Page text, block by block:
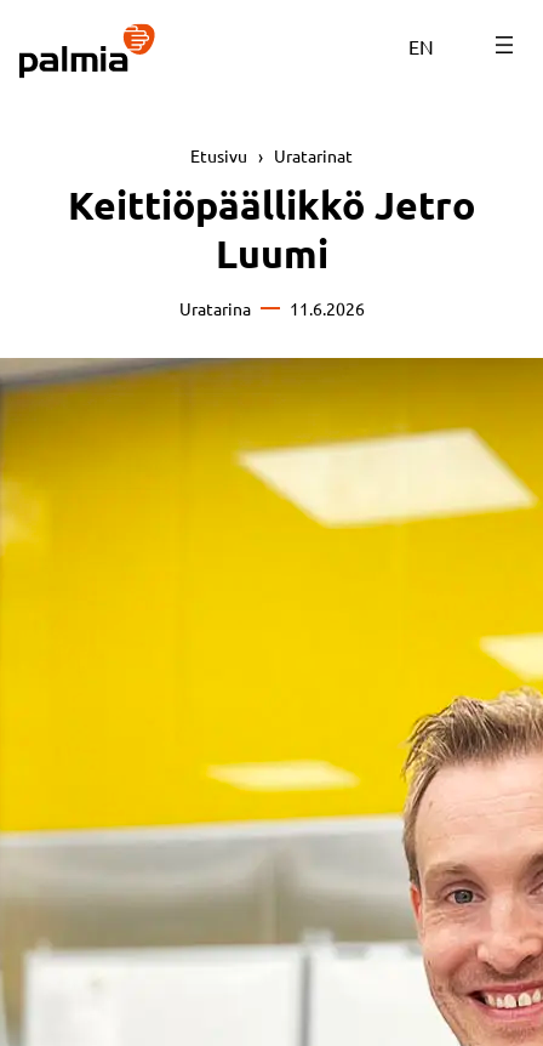
EN
Etusivu › Uratarinat
Keittiöpäällikkö Jetro
Luumi
Uratarina 11.6.2026